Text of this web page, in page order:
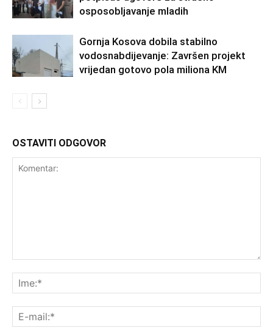
osposobljavanje mladih
Gornja Kosova dobila stabilno
vodosnabdijevanje: Završen projekt
vrijedan gotovo pola miliona KM
OSTAVITI ODGOVOR